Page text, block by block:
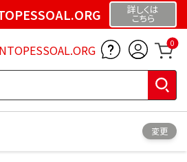
詳しくは
こちら
0
変更